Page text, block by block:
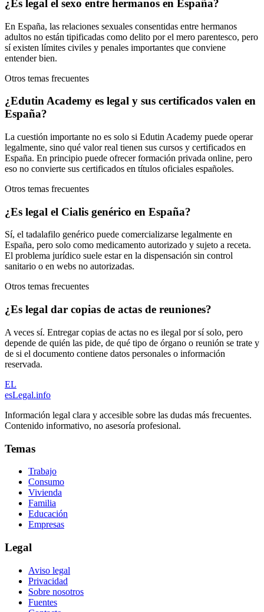
¿Es legal el sexo entre hermanos en España?
En España, las relaciones sexuales consentidas entre hermanos
adultos no están tipificadas como delito por el mero parentesco, pero
sí existen límites civiles y penales importantes que conviene
entender bien.
Otros temas frecuentes
¿Edutin Academy es legal y sus certificados valen en
España?
La cuestión importante no es solo si Edutin Academy puede operar
legalmente, sino qué valor real tienen sus cursos y certificados en
España. En principio puede ofrecer formación privada online, pero
eso no convierte sus certificados en títulos oficiales españoles.
Otros temas frecuentes
¿Es legal el Cialis genérico en España?
Sí, el tadalafilo genérico puede comercializarse legalmente en
España, pero solo como medicamento autorizado y sujeto a receta.
El problema jurídico suele estar en la dispensación sin control
sanitario o en webs no autorizadas.
Otros temas frecuentes
¿Es legal dar copias de actas de reuniones?
A veces sí. Entregar copias de actas no es ilegal por sí solo, pero
depende de quién las pide, de qué tipo de órgano o reunión se trate y
de si el documento contiene datos personales o información
reservada.
EL
esLegal.info
Información legal clara y accesible sobre las dudas más frecuentes.
Contenido informativo, no asesoría profesional.
Temas
Trabajo
Consumo
Vivienda
Familia
Educación
Empresas
Legal
Aviso legal
Privacidad
Sobre nosotros
Fuentes